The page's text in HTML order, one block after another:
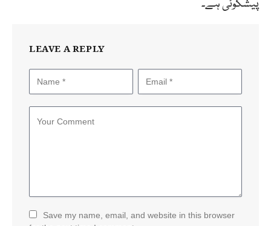
پیشگوئی ہے۔
LEAVE A REPLY
Save my name, email, and website in this browser